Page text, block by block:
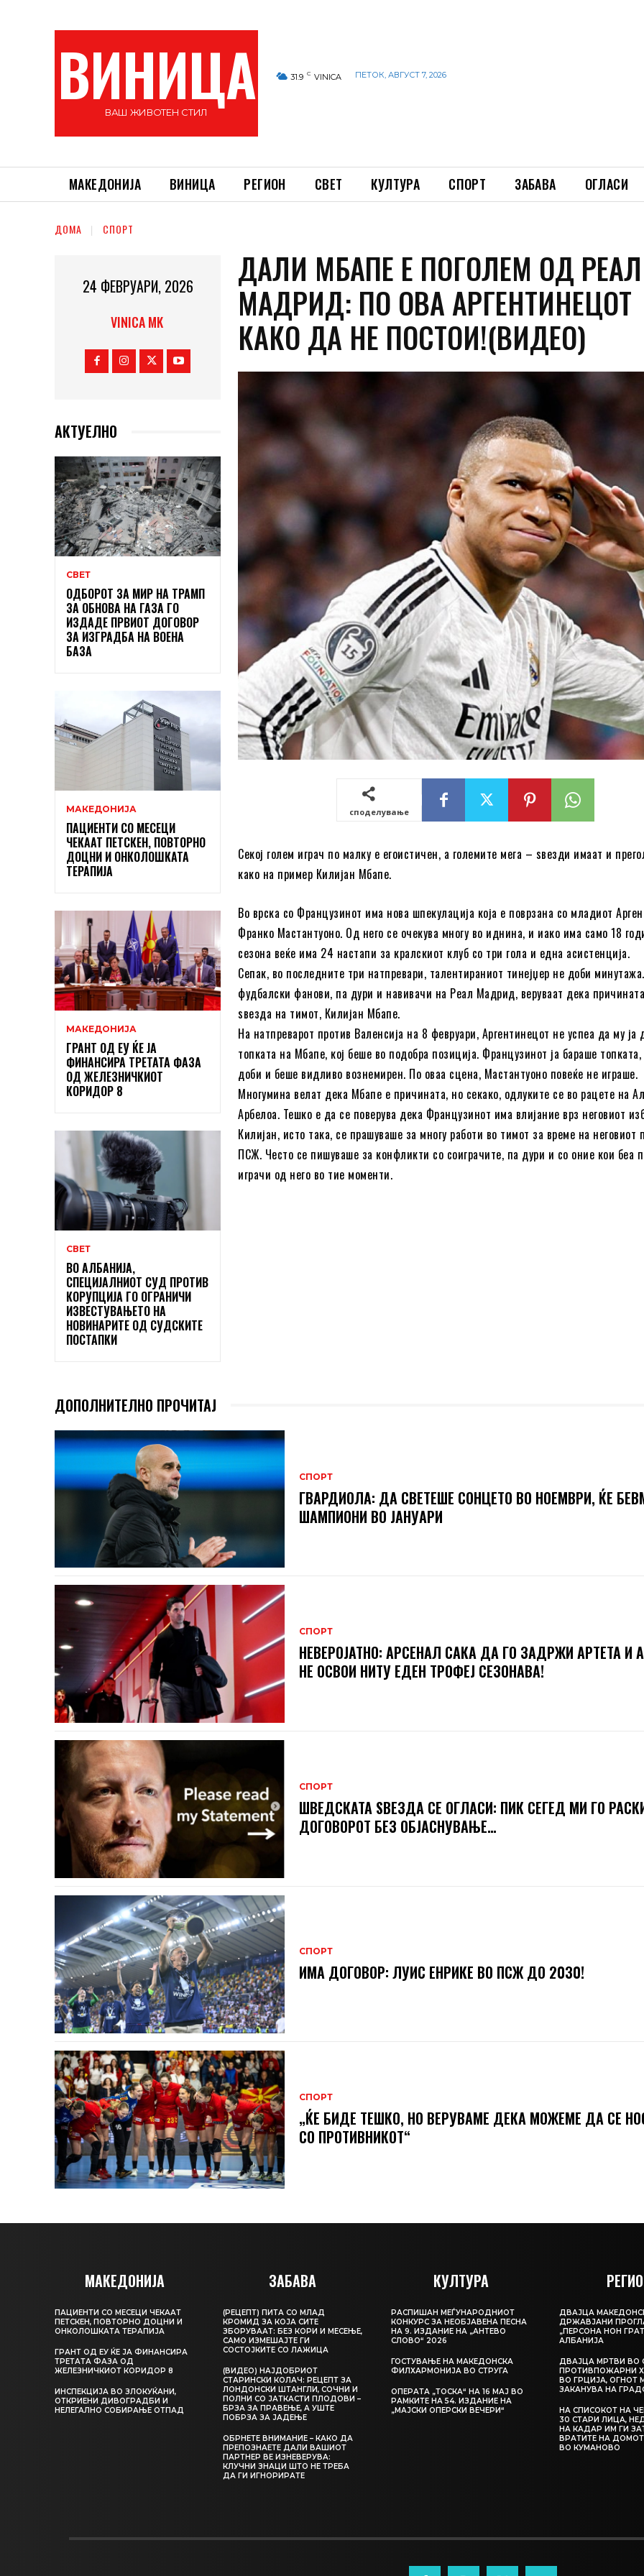
ВИНИЦА
ВАШ ЖИВОТЕН СТИЛ
31.9 C VINICA ПЕТОК, АВГУСТ 7, 2026
МАКЕДОНИЈА ВИНИЦА РЕГИОН СВЕТ КУЛТУРА СПОРТ ЗАБАВА ОГЛАСИ
ДОМА СПОРТ
24 ФЕВРУАРИ, 2026
VINICA MK
АКТУЕЛНО
СВЕТ
ОДБОРОТ ЗА МИР НА ТРАМП
ЗА ОБНОВА НА ГАЗА ГО
ИЗДАДЕ ПРВИОТ ДОГОВОР
ЗА ИЗГРАДБА НА ВОЕНА
БАЗА
МАКЕДОНИЈА
ПАЦИЕНТИ СО МЕСЕЦИ
ЧЕКААТ ПЕТСКЕН, ПОВТОРНО
ДОЦНИ И ОНКОЛОШКАТА
ТЕРАПИЈА
МАКЕДОНИЈА
ГРАНТ ОД ЕУ ЌЕ ЈА
ФИНАНСИРА ТРЕТАТА ФАЗА
ОД ЖЕЛЕЗНИЧКИОТ
КОРИДОР 8
СВЕТ
ВО АЛБАНИЈА,
СПЕЦИЈАЛНИОТ СУД ПРОТИВ
КОРУПЦИЈА ГО ОГРАНИЧИ
ИЗВЕСТУВАЊЕТО НА
НОВИНАРИТЕ ОД СУДСКИТЕ
ПОСТАПКИ
ДАЛИ МБАПЕ Е ПОГОЛЕМ ОД РЕАЛ
МАДРИД: ПО ОВА АРГЕНТИНЕЦОТ
КАКО ДА НЕ ПОСТОИ!(ВИДЕО)
споделување
Секој голем играч по малку е егоистичен, а големите мега – ѕвезди имаат и
како на пример Килијан Мбапе.
Во врска со Французинот има нова шпекулација која е поврзана со младиот
Франко Мастантуоно. Од него се очекува многу во иднина, и иако има само 18
сезона веќе има 24 настапи за кралскиот клуб со три гола и една асистенција.
Сепак, во последните три натпревари, талентираниот тинејџер не доби
фудбалски фанови, па дури и навивачи на Реал Мадрид, веруваат дека
ѕвезда на тимот, Килијан Мбапе.
На натпреварот против Валенсија на 8 февруари, Аргентинецот не успеа да му ја
топката на Мбапе, кој беше во подобра позиција. Французинот ја бараше топката,
доби и беше видливо вознемирен. По оваа сцена, Мастантуоно повеќе не играше.
Многумина велат дека Мбапе е причината, но секако, одлуките се во рацете на
Арбелоа. Тешко е да се поверува дека Французинот има влијание врз неговиот
Килијан, исто така, се прашуваше за многу работи во тимот за време на неговиот
ПСЖ. Често се пишуваше за конфликти со соиграчите, па дури и со оние кои беа
играчи од него во тие моменти.
ДОПОЛНИТЕЛНО ПРОЧИТАЈ
СПОРТ
ГВАРДИОЛА: ДА СВЕТЕШЕ СОНЦЕТО ВО НОЕМВРИ, ЌЕ
ШАМПИОНИ ВО ЈАНУАРИ
СПОРТ
НЕВЕРОЈАТНО: АРСЕНАЛ САКА ДА ГО ЗАДРЖИ АРТЕТА И
НЕ ОСВОИ НИТУ ЕДЕН ТРОФЕЈ СЕЗОНАВА!
СПОРТ
ШВЕДСКАТА ЅВЕЗДА СЕ ОГЛАСИ: ПИК СЕГЕД МИ ГО
ДОГОВОРОТ БЕЗ ОБЈАСНУВАЊЕ…
СПОРТ
ИМА ДОГОВОР: ЛУИС ЕНРИКЕ ВО ПСЖ ДО 2030!
СПОРТ
„ЌЕ БИДЕ ТЕШКО, НО ВЕРУВАМЕ ДЕКА МОЖЕМЕ ДA СЕ
СО ПРОТИВНИКОТ“
МАКЕДОНИЈА
ПАЦИЕНТИ СО МЕСЕЦИ ЧЕКААТ
ПЕТСКЕН, ПОВТОРНО ДОЦНИ И
ОНКОЛОШКАТА ТЕРАПИЈА
ГРАНТ ОД ЕУ ЌЕ ЈА ФИНАНСИРА
ТРЕТАТА ФАЗА ОД
ЖЕЛЕЗНИЧКИОТ КОРИДОР 8
ИНСПЕКЦИЈА ВО ЗЛОКУЌАНИ,
ОТКРИЕНИ ДИВОГРАДБИ И
НЕЛЕГАЛНО СОБИРАЊЕ ОТПАД
ЗАБАВА
(РЕЦЕПТ) ПИТА СО МЛАД
КРОМИД ЗА КОЈА СИТЕ
ЗБОРУВААТ: БЕЗ КОРИ И МЕСЕЊЕ,
САМО ИЗМЕШАЈТЕ ГИ
СОСТОЈКИТЕ СО ЛАЖИЦА
(ВИДЕО) НАЈДОБРИОТ
СТАРИНСКИ КОЛАЧ: РЕЦЕПТ ЗА
ЛОНДОНСКИ ШТАНГЛИ, СОЧНИ И
ПОЛНИ СО ЈАТКАСТИ ПЛОДОВИ –
БРЗА ЗА ПРАВЕЊЕ, А УШТЕ
ПОБРЗА ЗА ЈАДЕЊЕ
ОБРНЕТЕ ВНИМАНИЕ – КАКО ДА
ПРЕПОЗНАЕТЕ ДАЛИ ВАШИОТ
ПАРТНЕР ВЕ ИЗНЕВЕРУВА:
КЛУЧНИ ЗНАЦИ ШТО НЕ ТРЕБА
ДА ГИ ИГНОРИРАТЕ
КУЛТУРА
РАСПИШАН МЕЃУНАРОДНИОТ
КОНКУРС ЗА НЕОБЈАВЕНА ПЕСНА
НА 9. ИЗДАНИЕ НА „АНТЕВО
СЛОВО“ 2026
ГОСТУВАЊЕ НА МАКЕДОНСКА
ФИЛХАРМОНИЈА ВО СТРУГА
ОПЕРАТА „ТОСКА“ НА 16 МАЈ ВО
РАМКИТЕ НА 54. ИЗДАНИЕ НА
„МАЈСКИ ОПЕРСКИ ВЕЧЕРИ“
ДВАЈЦА
ДРЖАВЈАНИ
„ПЕРСОНА НОН
АЛБАНИЈА
ДВАЈЦА МРТВИ ВО
ПРОТИВПОЖАРНИ
ВО ГРЦИЈА, ОГНОТ
ЗАКАНУВА НА
НА СПИСОКОТ НА
30 СТАРИ ЛИЦА,
НА КАДАР ИМ ГИ
ВРАТИТЕ НА
ВО КУМАНОВО